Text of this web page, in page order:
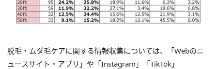
脱毛・ムダ毛ケアに関する情報収集については、「Webのニ
ュースサイト・アプリ」や「Instagram」「TikTok」